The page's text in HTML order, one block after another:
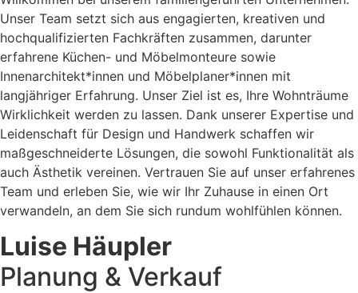
Unser Team setzt sich aus engagierten, kreativen und
hochqualifizierten Fachkräften zusammen, darunter
erfahrene Küchen- und Möbelmonteure sowie
Innenarchitekt*innen und Möbelplaner*innen mit
langjähriger Erfahrung. Unser Ziel ist es, Ihre Wohnträume
Wirklichkeit werden zu lassen. Dank unserer Expertise und
Leidenschaft für Design und Handwerk schaffen wir
maßgeschneiderte Lösungen, die sowohl Funktionalität als
auch Ästhetik vereinen. Vertrauen Sie auf unser erfahrenes
Team und erleben Sie, wie wir Ihr Zuhause in einen Ort
verwandeln, an dem Sie sich rundum wohlfühlen können.
Luise Häupler
Planung & Verkauf